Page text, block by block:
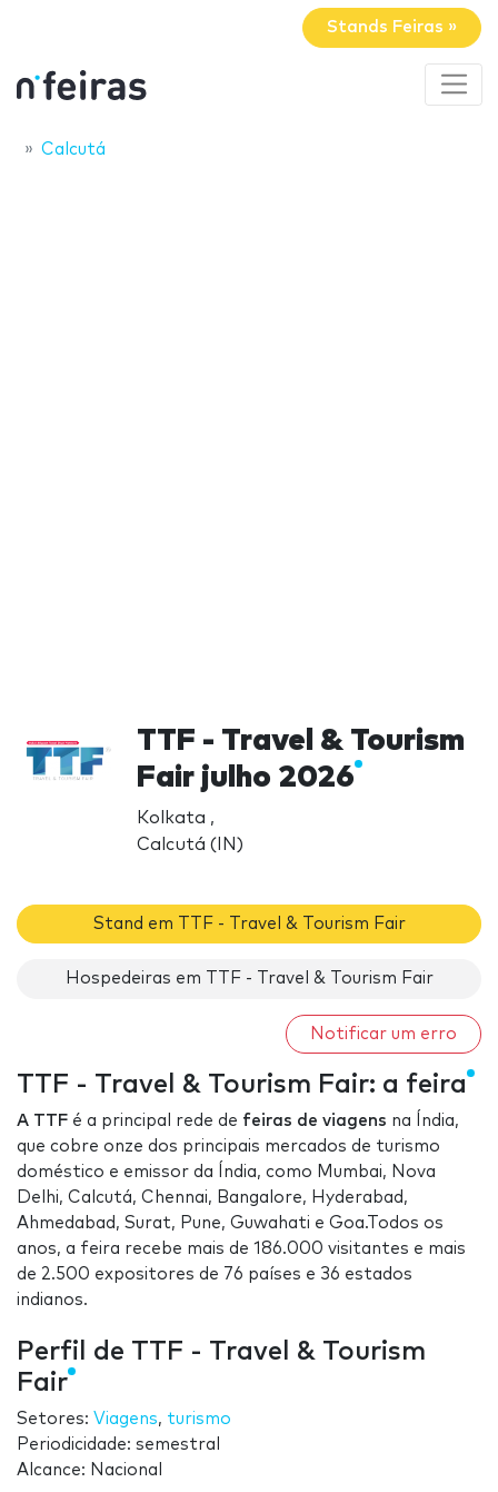
Stands Feiras »
Calcutá
TTF - Travel & Tourism
Fair julho 2026
Kolkata ,
Calcutá (IN)
Stand em TTF - Travel & Tourism Fair
Hospedeiras em TTF - Travel & Tourism Fair
Notificar um erro
TTF - Travel & Tourism Fair: a feira
A TTF é a principal rede de feiras de viagens na Índia,
que cobre onze dos principais mercados de turismo
doméstico e emissor da Índia, como Mumbai, Nova
Delhi, Calcutá, Chennai, Bangalore, Hyderabad,
Ahmedabad, Surat, Pune, Guwahati e Goa.Todos os
anos, a feira recebe mais de 186.000 visitantes e mais
de 2.500 expositores de 76 países e 36 estados
indianos.
Perfil de TTF - Travel & Tourism
Fair
Setores: Viagens, turismo
Periodicidade: semestral
Alcance: Nacional